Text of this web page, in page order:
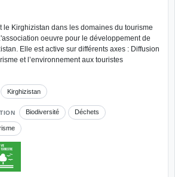
le Kirghizistan dans les domaines du tourisme
oeuvre pour le développement de
Elle est active sur différents axes : Diffusion
et l’environnement aux touristes
Kirghizistan
Biodiversité Déchets